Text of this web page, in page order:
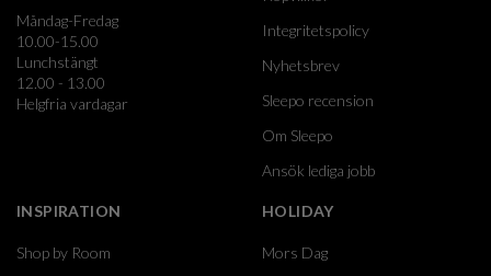
Måndag-Fredag
10.00-15.00
Lunchstängt
12.00 - 13.00
Helgfria vardagar
Integritetspolicy
Nyhetsbrev
Sleepo recension
Om Sleepo
Ansök lediga jobb
INSPIRATION
Shop by Room
HOLIDAY
Mors Dag